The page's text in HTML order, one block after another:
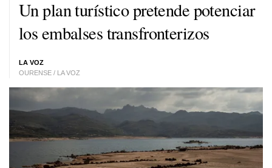
Un plan turístico pretende potenciar
los embalses transfronterizos
LA VOZ
OURENSE / LA VOZ